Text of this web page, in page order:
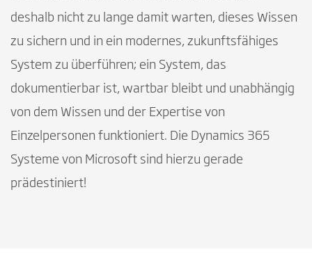
deshalb nicht zu lange damit warten, dieses Wissen
zu sichern und in ein modernes, zukunftsfähiges
System zu überführen; ein System, das
dokumentierbar ist, wartbar bleibt und unabhängig
von dem Wissen und der Expertise von
Einzelpersonen funktioniert. Die Dynamics 365
Systeme von Microsoft sind hierzu gerade
prädestiniert!